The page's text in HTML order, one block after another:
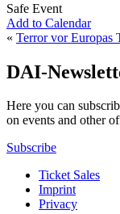
Safe Event
Add to Calendar
« Terror vor Europas
DAI-
Here you can
on events and other
Subscribe
Ticket Sales
Imprint
Privacy